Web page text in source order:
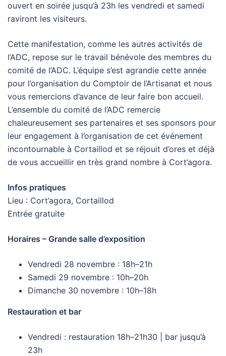
ouvert en soirée jusqu’à 23h les vendredi et samedi
raviront les visiteurs.
Cette manifestation, comme les autres activités de
l’ADC, repose sur le travail bénévole des membres du
comité de l’ADC. L’équipe s’est agrandie cette année
pour l’organisation du Comptoir de l’Artisanat et nous
vous remercions d’avance de leur faire bon accueil.
L’ensemble du comité de l’ADC remercie
chaleureusement ses partenaires et ses sponsors pour
leur engagement à l’organisation de cet événement
incontournable à Cortaillod et se réjouit d’ores et déjà
de vous accueillir en très grand nombre à Cort’agora.
Infos pratiques
Lieu : Cort’agora, Cortaillod
Entrée gratuite
Horaires – Grande salle d’exposition
Vendredi 28 novembre : 18h–21h
Samedi 29 novembre : 10h–20h
Dimanche 30 novembre : 10h–18h
Restauration et bar
Vendredi : restauration 18h–21h30 | bar jusqu’à
23h